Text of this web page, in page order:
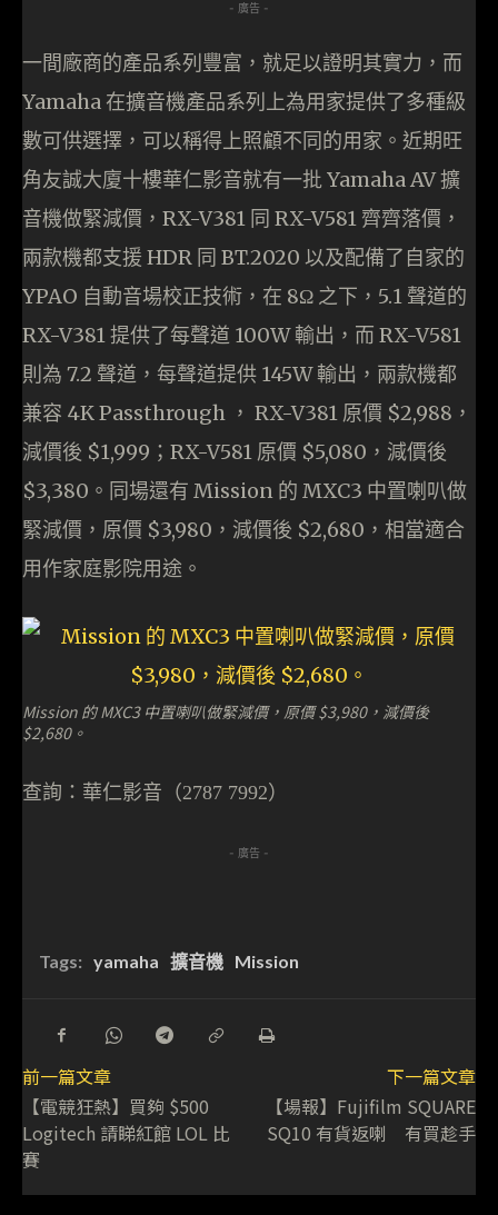
- 廣告 -
一間廠商的產品系列豐富，就足以證明其實力，而
Yamaha 在擴音機產品系列上為用家提供了多種級
數可供選擇，可以稱得上照顧不同的用家。近期旺
角友誠大廈十樓華仁影音就有一批 Yamaha AV 擴
音機做緊減價，RX-V381 同 RX-V581 齊齊落價，
兩款機都支援 HDR 同 BT.2020 以及配備了自家的
YPAO 自動音場校正技術，在 8Ω 之下，5.1 聲道的
RX-V381 提供了每聲道 100W 輸出，而 RX-V581
則為 7.2 聲道，每聲道提供 145W 輸出，兩款機都
兼容 4K Passthrough ， RX-V381 原價 $2,988，
減價後 $1,999；RX-V581 原價 $5,080，減價後
$3,380。同場還有 Mission 的 MXC3 中置喇叭做
緊減價，原價 $3,980，減價後 $2,680，相當適合
用作家庭影院用途。
Mission 的 MXC3 中置喇叭做緊減價，原價 $3,980，減價後
$2,680。
查詢：華仁影音（2787 7992）
- 廣告 -
Tags: yamaha 擴音機 Mission
前一篇文章
【電競狂熱】買夠 $500
Logitech 請睇紅館 LOL 比
賽
下一篇文章
【場報】Fujifilm SQUARE
SQ10 有貨返喇 有買趁手